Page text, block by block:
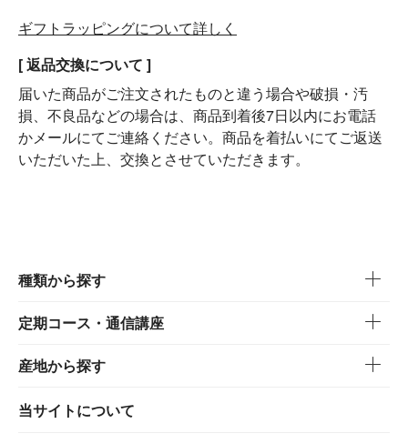
ギフトラッピングについて詳しく
[ 返品交換について ]
届いた商品がご注文されたものと違う場合や破損・汚
損、不良品などの場合は、商品到着後7日以内にお電話
かメールにてご連絡ください。商品を着払いにてご返送
いただいた上、交換とさせていただきます。
種類から探す
定期コース・通信講座
産地から探す
当サイトについて